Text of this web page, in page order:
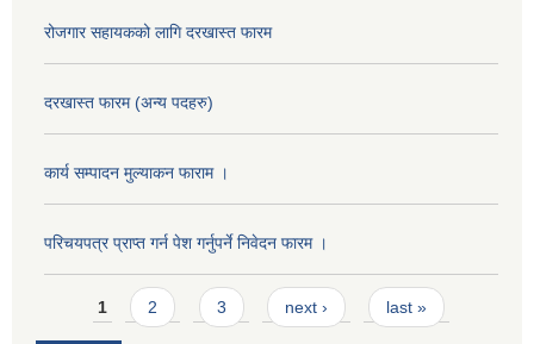
रोजगार सहायकको लागि दरखास्त फारम
दरखास्त फारम (अन्य पदहरु)
कार्य सम्पादन मुल्याक‌न फाराम ।
परिचयपत्र प्राप्त गर्न पेश गर्नुपर्ने निवेदन फारम ।
Pages
1 2 3 next › last »